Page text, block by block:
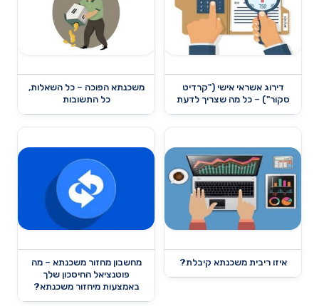
דירוג אשראי אישי ("קרדיט
סקור") – כל מה שצריך לדעת
משכנתא הפוכה – כל השאלות,
כל התשובות
איזו ריבית משכנתא קיבלת?
מחשבון מחזור משכנתא – מה
פוטנציאל החיסכון שלך
באמצעות מיחזור משכנתא?